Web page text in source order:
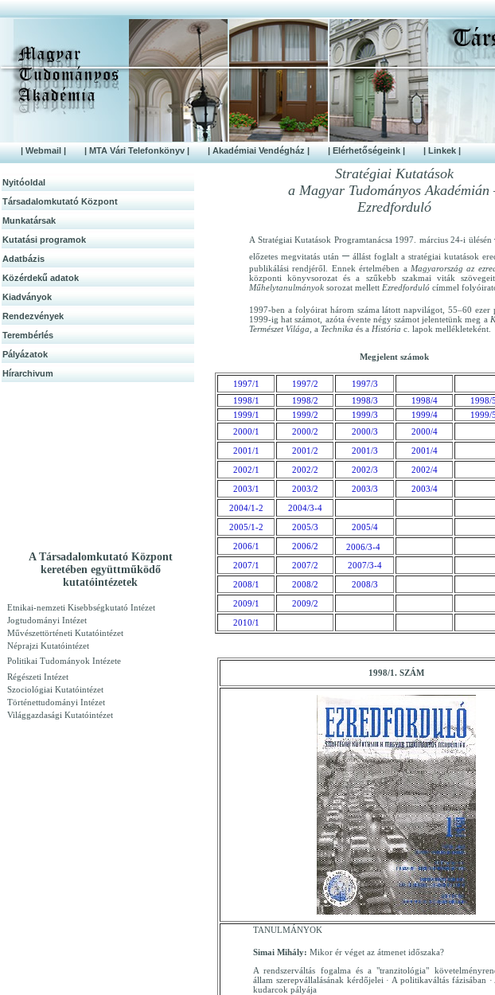
| Webmail | | MTA Vári Telefonkönyv | | Akadémiai Vendégház | | Elérhetőségeink | | Linkek |
Nyitóoldal
Társadalomkutató Központ
Munkatársak
Kutatási programok
Adatbázis
Közérdek­ű adatok
Kiadványok
Rendezvények
Terembérlés
Pályázatok
Hírarchivum
A Társadalomkutató Központ
keretében együttműködő
kutatóintézetek
Etnikai-nemzeti Kisebbségkutató Intézet
Jogtudományi Intézet
Művészettörténeti Kutatóintézet
Néprajzi Kutatóintézet
Politikai Tudományok Intézete
Régészeti Intézet
Szociológiai Kutatóintézet
Történettudományi Intézet
Világgazdasági Kutatóintézet
Stratégiai Kutatások
a Magyar Tudományos Akadémián
Ezredforduló
A Stratégiai Kutatások Programtanácsa 1997. március 24-i ülésén
előzetes megvitatás után – állást foglalt a stratégiai kutatások
publikálási rendjéről. Ennek értelmében a Magyarország az
központi könyvsorozat és a szűkebb szakmai viták
Műhelytanulmányok sorozat mellett Ezredforduló címmel
1997-ben a folyóirat három száma látott napvilágot, 55–60 ezer
1999-ig hat számot, azóta évente négy számot jelentetünk meg a
Természet Világa, a Technika és a História c. lapok mellékleteként.
Megjelent számok
1997/1 1997/2
1997/3
1998/1
1998/2 1998/3 1998/4 1998/5
1999/1
1999/2 1999/3 1999/4 1999/5
2000/1
2000/2 2000/3
2000/4
2001/1
2001/2 2001/3
2001/4
2002/1
2002/2 2002/3
2002/4
2003/1
2003/2 2003/3
2003/4
2004/1-2
2004/3-4
2005/1-2
2005/3
2005/4
2006/1
2006/2
2006/3-4
2007/1
2007/2
2007/3-4
2008/1
2008/2
2008/3
2009/1
2009/2
2010/1
1998/1. SZÁM
TANULMÁNYOK
Simai Mihály: Mikor ér véget az átmenet időszaka?
A rendszerváltás fogalma és a "tranzitológia"
állam szerepvállalásának kérdőjelei · A politikaváltás fázisában ·
kudarcok pályája